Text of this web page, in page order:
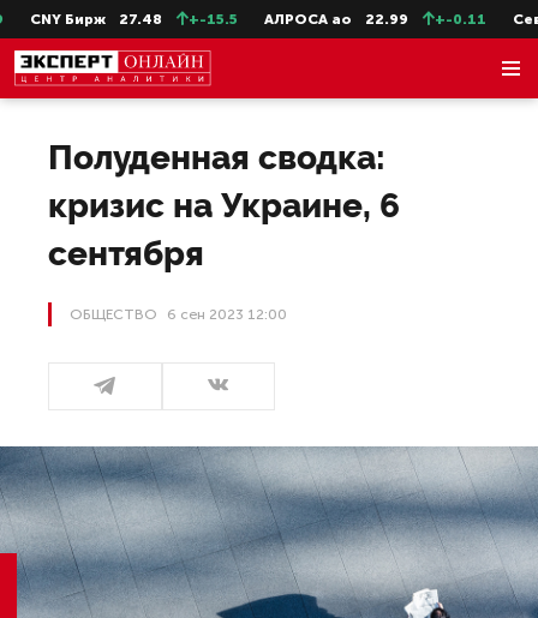
Бирж 27.48 +-15.5 АЛРОСА ао 22.99 +-0.11 СевСт-ао
Полуденная сводка:
кризис на Украине, 6
сентября
ОБЩЕСТВО 6 сен 2023 12:00